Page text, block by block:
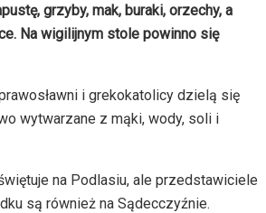
grzyby, mak, buraki, orzechy, a
Na wigilijnym stole powinno się
i grekokatolicy dzielą się
wytwarzane z mąki, wody, soli i
na Podlasiu, ale przedstawiciele
są również na Sądecczyźnie.